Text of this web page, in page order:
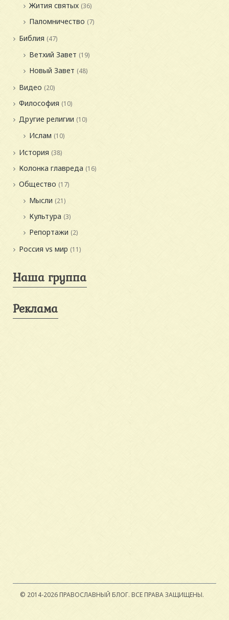
Жития святых (36)
Паломничество (7)
Библия (47)
Ветхий Завет (19)
Новый Завет (48)
Видео (20)
Философия (10)
Другие религии (10)
Ислам (10)
История (38)
Колонка главреда (16)
Общество (17)
Мысли (21)
Культура (3)
Репортажи (2)
Россия vs мир (11)
Наша группа
Реклама
© 2014-2026 ПРАВОСЛАВНЫЙ БЛОГ. ВСЕ ПРАВА ЗАЩИЩЕНЫ.